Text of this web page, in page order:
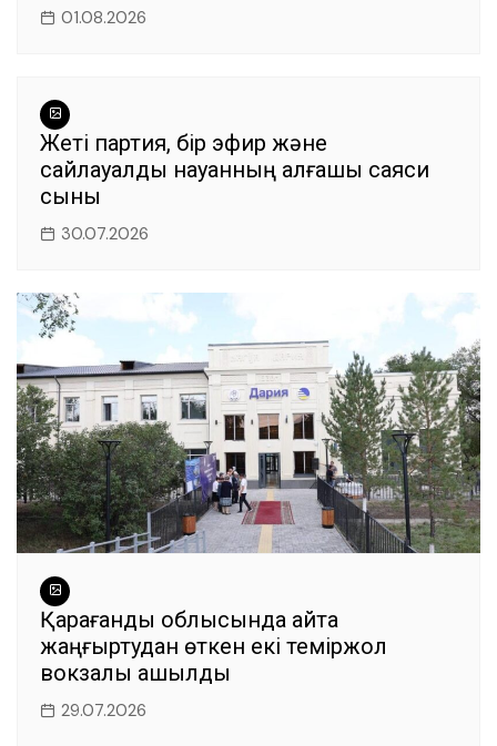
01.08.2026
Жеті партия, бір эфир және
сайлауалды науқанның алғашқы саяси
сыны
30.07.2026
Қарағанды облысында қайта
жаңғыртудан өткен екі теміржол
вокзалы ашылды
29.07.2026